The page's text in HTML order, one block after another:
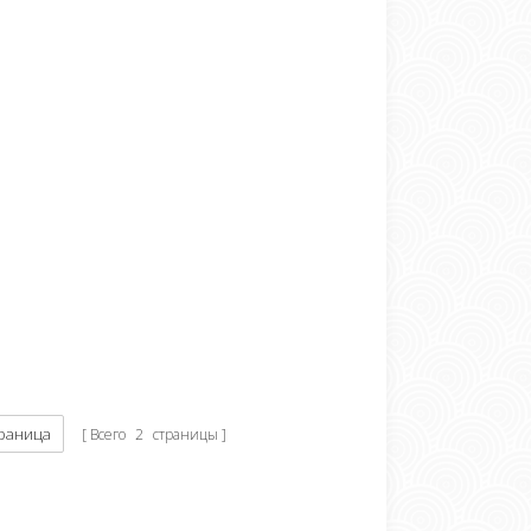
Всего 2 страницы